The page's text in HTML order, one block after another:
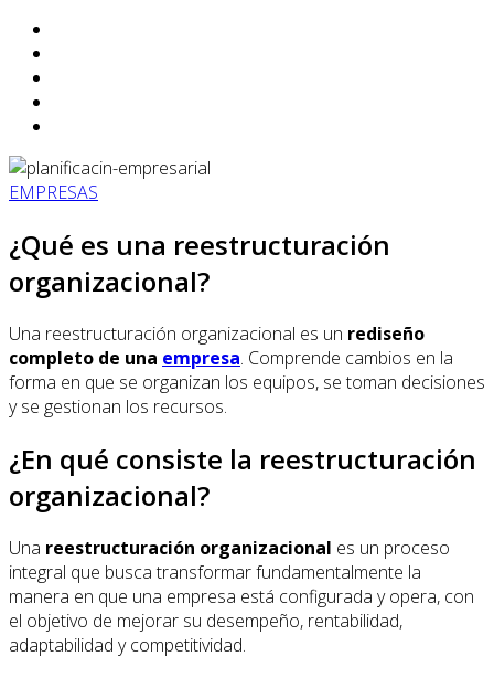
EMPRESAS
¿Qué es una reestructuración
organizacional?
Una reestructuración organizacional es un rediseño
completo de una empresa. Comprende cambios en la
forma en que se organizan los equipos, se toman decisiones
y se gestionan los recursos.
¿En qué consiste la reestructuración
organizacional?
Una reestructuración organizacional es un proceso
integral que busca transformar fundamentalmente la
manera en que una empresa está configurada y opera, con
el objetivo de mejorar su desempeño, rentabilidad,
adaptabilidad y competitividad.